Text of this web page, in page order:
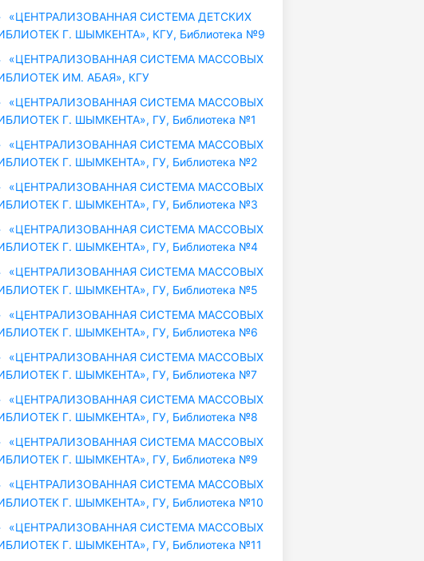
«ЦЕНТРАЛИЗОВАННАЯ СИСТЕМА ДЕТСКИХ
Г. ШЫМКЕНТА», КГУ, Библиотека №9
«ЦЕНТРАЛИЗОВАННАЯ СИСТЕМА МАССОВЫХ
ИМ. АБАЯ», КГУ
«ЦЕНТРАЛИЗОВАННАЯ СИСТЕМА МАССОВЫХ
Г. ШЫМКЕНТА», ГУ, Библиотека №1
«ЦЕНТРАЛИЗОВАННАЯ СИСТЕМА МАССОВЫХ
Г. ШЫМКЕНТА», ГУ, Библиотека №2
«ЦЕНТРАЛИЗОВАННАЯ СИСТЕМА МАССОВЫХ
Г. ШЫМКЕНТА», ГУ, Библиотека №3
«ЦЕНТРАЛИЗОВАННАЯ СИСТЕМА МАССОВЫХ
Г. ШЫМКЕНТА», ГУ, Библиотека №4
«ЦЕНТРАЛИЗОВАННАЯ СИСТЕМА МАССОВЫХ
Г. ШЫМКЕНТА», ГУ, Библиотека №5
«ЦЕНТРАЛИЗОВАННАЯ СИСТЕМА МАССОВЫХ
Г. ШЫМКЕНТА», ГУ, Библиотека №6
«ЦЕНТРАЛИЗОВАННАЯ СИСТЕМА МАССОВЫХ
Г. ШЫМКЕНТА», ГУ, Библиотека №7
«ЦЕНТРАЛИЗОВАННАЯ СИСТЕМА МАССОВЫХ
Г. ШЫМКЕНТА», ГУ, Библиотека №8
«ЦЕНТРАЛИЗОВАННАЯ СИСТЕМА МАССОВЫХ
Г. ШЫМКЕНТА», ГУ, Библиотека №9
«ЦЕНТРАЛИЗОВАННАЯ СИСТЕМА МАССОВЫХ
Г. ШЫМКЕНТА», ГУ, Библиотека №10
«ЦЕНТРАЛИЗОВАННАЯ СИСТЕМА МАССОВЫХ
Г. ШЫМКЕНТА», ГУ, Библиотека №11